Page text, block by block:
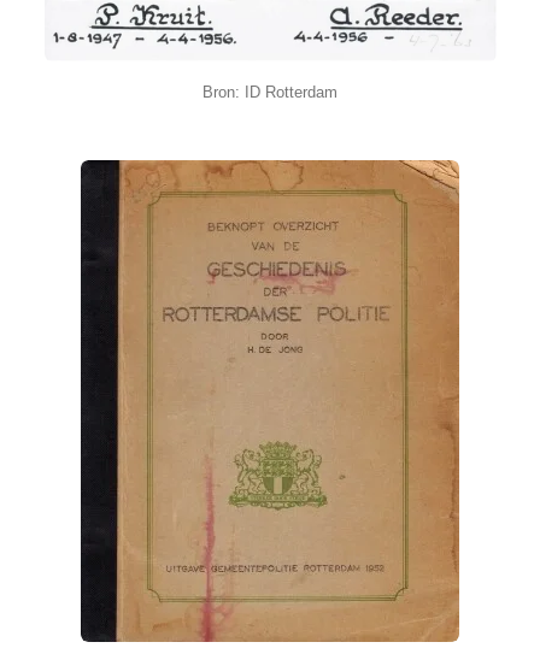
Bron: ID Rotterdam